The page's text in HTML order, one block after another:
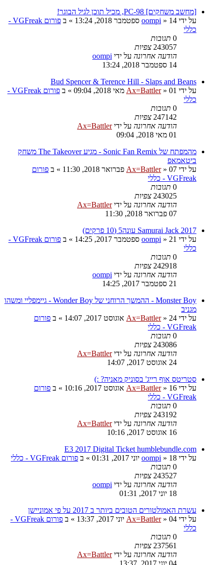
[מחשב משחקים] PC-98, מכיל תוכן לגיל הבוגר!
על ידי
oompi » 14 ספטמבר 2018, 13:24 » ב
פורום VGFreak -
כללי
0 תגובות
243057 צפיות
הודעה אחרונה על ידי oompi
14 ספטמבר 2018, 13:24
Bud Spencer & Terence Hill - Slaps and Beans
על ידי
Ax=Battler» 01 מאי 2018, 09:04 » ב
פורום VGFreak -
כללי
0 תגובות
247142 צפיות
הודעה אחרונה על ידיAx=Battler
01 מאי 2018, 09:04
מהמפתח של Sonic Fan Remix - מגיע The Takeover משחק
ביטאמאפ
על ידי
Ax=Battler» 07 פברואר 2018, 11:30 » ב פורום
VGFreak - כללי
0 תגובות
243025 צפיות
הודעה אחרונה על ידיAx=Battler
07 פברואר 2018, 11:30
Samurai Jack 2017 עונה5 (10 פרקים)
על ידי
oompi » 21 ספטמבר 2017, 14:25 » ב
פורום VGFreak -
כללי
0 תגובות
242918 צפיות
הודעה אחרונה על ידי oompi
21 ספטמבר 2017, 14:25
Monster Boy - ההמשך הרוחני של Wonder Boy - גיימפליי ומשהו
מגניב
על ידי
Ax=Battler» 24 אוגוסט 2017, 14:07 » ב פורום
VGFreak - כללי
0 תגובות
243086 צפיות
הודעה אחרונה על ידיAx=Battler
24 אוגוסט 2017, 14:07
סטריטס אוף רייג' בסוניק מאניה? :)
על ידי
Ax=Battler» 16 אוגוסט 2017, 10:16 » ב פורום
VGFreak - כללי
0 תגובות
243192 צפיות
הודעה אחרונה על ידיAx=Battler
16 אוגוסט 2017, 10:16
E3 2017 Digital Ticket humblebundle.com
על ידי
oompi » 18 יוני 2017, 01:31 » ב פורום VGFreak - כללי
0 תגובות
243527 צפיות
הודעה אחרונה על ידי oompi
18 יוני 2017, 01:31
עשרת האמולטורים הטובים ביותר ב 2017 על פי אמוניישן
על ידי
Ax=Battler» 04 יוני 2017, 13:37 » ב
פורום VGFreak -
כללי
0 תגובות
237561 צפיות
הודעה אחרונה על ידיAx=Battler